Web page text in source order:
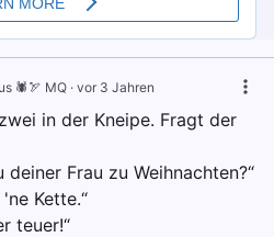
🕷️🏹 MQ · vor 3 Jahren
in der Kneipe. Fragt der
deiner Frau zu Weihnachten?“
Kette.“
teuer!“